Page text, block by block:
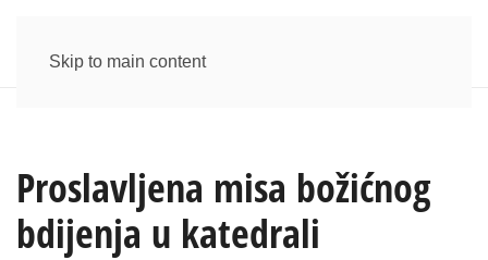
Skip to main content
Proslavljena misa božićnog
bdijenja u katedrali